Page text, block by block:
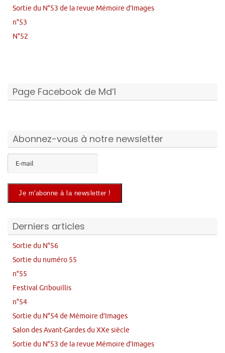
Sortie du N°53 de la revue Mémoire d’Images
n°53
N°52
Page Facebook de Md’I
Abonnez-vous à notre newsletter
Derniers articles
Sortie du N°56
Sortie du numéro 55
n°55
Festival Gribouillis
n°54
Sortie du N°54 de Mémoire d’Images
Salon des Avant-Gardes du XXe siècle
Sortie du N°53 de la revue Mémoire d’Images